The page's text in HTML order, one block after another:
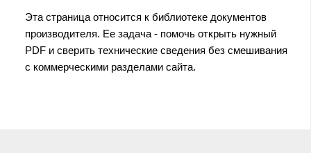
Эта страница относится к библиотеке документов
производителя. Ее задача - помочь открыть нужный
PDF и сверить технические сведения без смешивания
с коммерческими разделами сайта.